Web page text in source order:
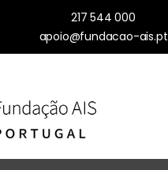
217 544 000
apoio@fundacao-ais.pt